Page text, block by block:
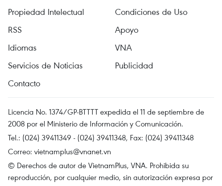
Propiedad Intelectual
Condiciones de Uso
RSS
Apoyo
Idiomas
VNA
Servicios de Noticias
Publicidad
Contacto
Licencia No. 1374/GP-BTTTT expedida el 11 de septiembre de
2008 por el Ministerio de Información y Comunicación.
Tel.: (024) 39411349 - (024) 39411348, Fax: (024) 39411348
Correo: vietnamplus@vnanet.vn
© Derechos de autor de VietnamPlus, VNA. Prohibida su
reproducción, por cualquier medio, sin autorización expresa por